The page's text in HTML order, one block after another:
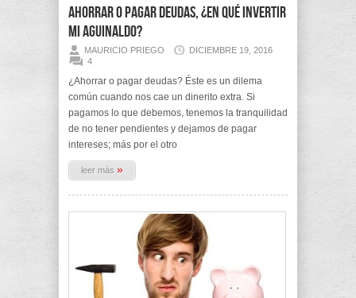
Ahorrar o Pagar Deudas, ¿En qué invertir
mi aguinaldo?
MAURICIO PRIEGO
DICIEMBRE 19, 2016
4
¿Ahorrar o pagar deudas? Éste es un dilema
común cuando nos cae un dinerito extra. Si
pagamos lo que debemos, tenemos la tranquilidad
de no tener pendientes y dejamos de pagar
intereses; más por el otro
leer más »